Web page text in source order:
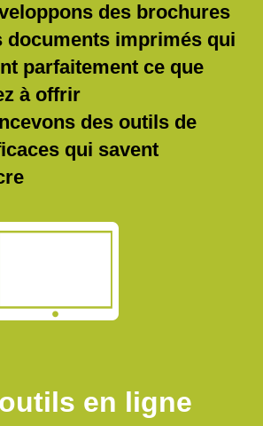
des brochures
documents imprimés qui
parfaitement ce que
à offrir
des outils de
qui savent
en ligne